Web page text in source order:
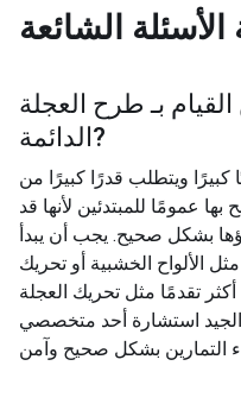
الأسئلة الشائعة
بـ طرح العجلة
الدائمة?
كبيرًا ويتطلب قدرًا كبيرًا من
بها عمومًا للمبتدئين لأنها قد
بشكل صحيح. يجب أن يبدأ
الألواح الخشبية أو تحريك
تقدمًا مثل تحريك العجلة
الجيد استشارة أحد متخصصي